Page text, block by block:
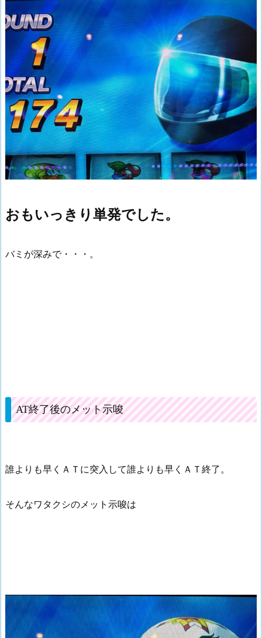
おもいっきり単発でした。
バミが深みで・・・。
AT終了後のメット示唆
誰よりも早くＡＴに突入して誰よりも早くＡＴ終了。
そんなワタクシのメット示唆は